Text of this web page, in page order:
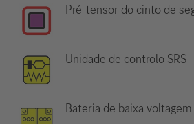
Pré-tensor do cinto de
Unidade de controlo SRS
Bateria de baixa voltagem